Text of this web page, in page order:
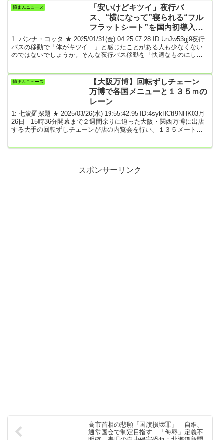
きょ発足した中道だが、いまひとつ存在感を示せていない。立憲民
主、公明両党との3党合流協議を巡り、8月末をめどに結論を得ると
憤まんニュース
「安いけどキツイ」夜行バ
ス、“横になって”寝られる“フル
フラットシート”を国内初導入…2
段ベッドのような座席
1: パンナ・コッタ ★ 2025/01/31(金) 04:25:07.28 ID:UnJw53gj9夜行
バスの移動で「体がキツイ…」と感じたことがある人も少なくない
のではないでしょうか。そんな夜行バス移動を「快適なものにした
ン」▼京面龍太郎アナウンサー「こちらが、国内初の“フルフラット
シート”を搭載した、高知駅前観光の高速バスです。中に乗ってみま
すと…まるで2段ベットが並...
憤まんニュース
【大阪万博】回転ずしチェーン
万博で各国メニューと１３５ｍの
レーン
1: 七波羅探題 ★ 2025/03/26(水) 19:55:42.95 ID:4sykHCtI9NHK03月
26日 15時36分開幕まで２週間余りに迫った大阪・関西万博に出店
する大手の回転ずしチェーンが店の内覧会を行い、１３５メートル
席は３３８席で、会社とし...スポンサーリンク
高市首相の悲願「国旗損壊罪」 自維、
通常国会で制定目指す 「侮辱」定義不